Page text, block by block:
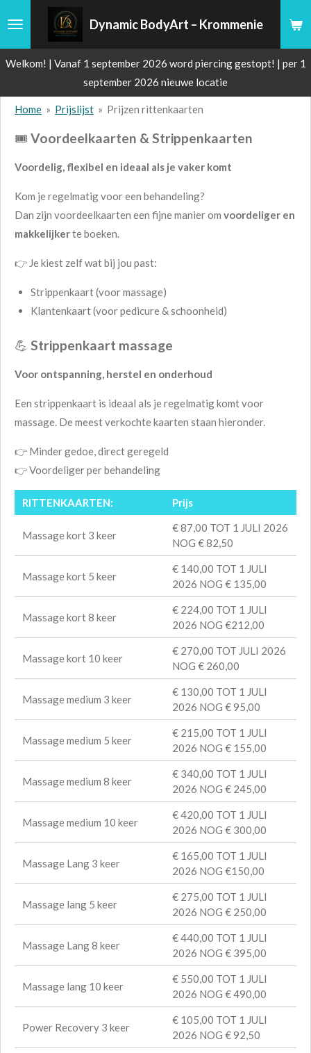
Dynamic BodyArt – Krommenie
Welkom! | Vanaf 1 september 2026 word piercing gestopt! | per 1
september 2026 nieuwe locatie
Home » Prijslijst » Prijzen rittenkaarten
🎟️ Voordeelkaarten & Strippenkaarten
Voordelig, flexibel en ideaal als je vaker komt
Kom je regelmatig voor een behandeling?
Dan zijn voordeelkaarten een fijne manier om voordeliger en
makkelijkerte boeken.
👉 Je kiest zelf wat bij jou past:
Strippenkaart (voor massage)
Klantenkaart (voor pedicure & schoonheid)
💪 Strippenkaart massage
Voor ontspanning, herstel en onderhoud
Een strippenkaart is ideaal als je regelmatig komt voor
massage. De meest verkochte kaarten staan hieronder.
👉 Minder gedoe, direct geregeld
👉 Voordeliger per behandeling
RITTENKAARTEN: Prijs
Massage kort 3 keer
€ 87,00 TOT 1 JULI 2026
NOG € 82,50
Massage kort 5 keer
€ 140,00 TOT 1 JULI
2026 NOG € 135,00
Massage kort 8 keer
€ 224,00 TOT 1 JULI
2026 NOG €212,00
Massage kort 10 keer
€ 270,00 TOT JULI 2026
NOG € 260,00
Massage medium 3 keer
€ 130,00 TOT 1 JULI
2026 NOG € 95,00
Massage medium 5 keer
€ 215,00 TOT 1 JULI
2026 NOG € 155,00
Massage medium 8 keer
€ 340,00 TOT 1 JULI
2026 NOG € 245,00
Massage medium 10 keer
€ 420,00 TOT 1 JULI
2026 NOG € 300,00
Massage Lang 3 keer
€ 165,00 TOT 1 JULI
2026 NOG €150,00
Massage lang 5 keer
€ 275,00 TOT 1 JULI
2026 NOG € 250,00
Massage Lang 8 keer
€ 440,00 TOT 1 JULI
2026 NOG € 395,00
Massage lang 10 keer
€ 550,00 TOT 1 JULI
2026 NOG € 490,00
Power Recovery 3 keer
€ 105,00 TOT 1 JULI
2026 NOG € 92,50